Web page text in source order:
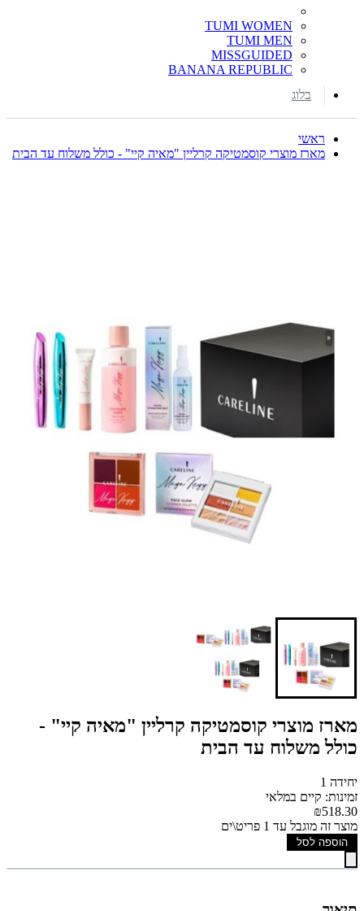
TUMI WOMEN
TUMI MEN
MISSGUIDED
BANANA REPUBLIC
בלוג
ראשי
מארז מוצרי קוסמטיקה קרליין "מאיה קיי" - כולל משלוח עד הבית
מארז מוצרי קוסמטיקה קרליין "מאיה קיי" -
כולל משלוח עד הבית
יחידה 1
זמינות: קיים במלאי
₪518.30
מוצר זה מוגבל עד 1 פריט\ים
הוספה לסל